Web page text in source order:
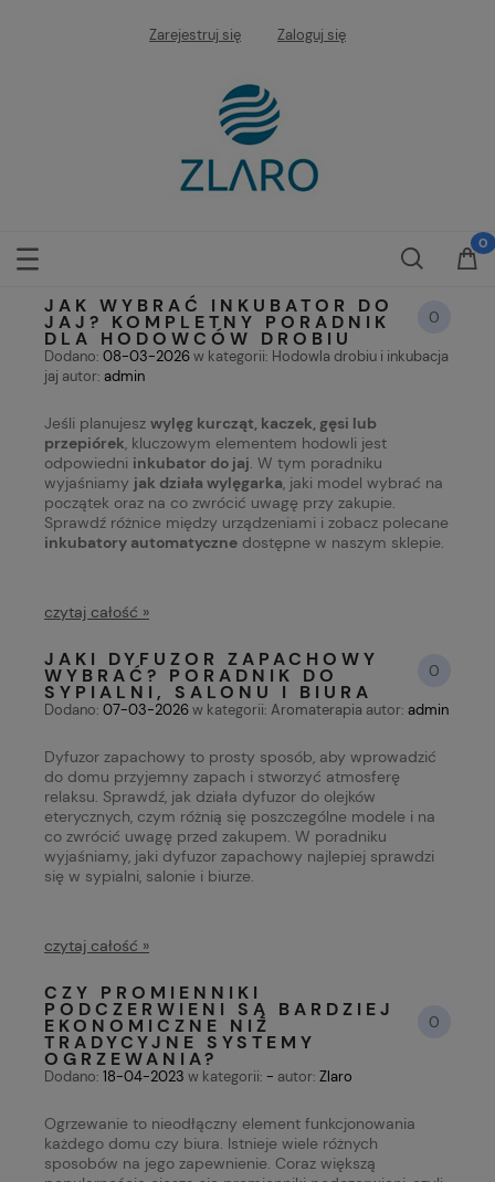
Zarejestruj się Zaloguj się
JAK WYBRAĆ INKUBATOR DO
JAJ? KOMPLETNY PORADNIK
DLA HODOWCÓW DROBIU
0
Dodano: 08-03-2026w kategorii: Hodowla drobiu i inkubacja
jaj autor: admin
Jeśli planujesz wylęg kurcząt, kaczek, gęsi lub
przepiórek, kluczowym elementem hodowli jest
odpowiedni inkubator do jaj. W tym poradniku
wyjaśniamy jak działa wylęgarka, jaki model wybrać na
początek oraz na co zwrócić uwagę przy zakupie.
Sprawdź różnice między urządzeniami i zobacz polecane
inkubatory automatyczne dostępne w naszym sklepie.
czytaj całość »
JAKI DYFUZOR ZAPACHOWY
WYBRAĆ? PORADNIK DO
SYPIALNI, SALONU I BIURA
0
Dodano: 07-03-2026w kategorii: Aromaterapia autor: admin
Dyfuzor zapachowy to prosty sposób, aby wprowadzić
do domu przyjemny zapach i stworzyć atmosferę
relaksu. Sprawdź, jak działa dyfuzor do olejków
eterycznych, czym różnią się poszczególne modele i na
co zwrócić uwagę przed zakupem. W poradniku
wyjaśniamy, jaki dyfuzor zapachowy najlepiej sprawdzi
się w sypialni, salonie i biurze.
czytaj całość »
CZY PROMIENNIKI
PODCZERWIENI SĄ BARDZIEJ
EKONOMICZNE NIŻ
TRADYCYJNE SYSTEMY
OGRZEWANIA?
0
Dodano: 18-04-2023 w kategorii: - autor: Zlaro
Ogrzewanie to nieodłączny element funkcjonowania
każdego domu czy biura. Istnieje wiele różnych
sposobów na jego zapewnienie. Coraz większą